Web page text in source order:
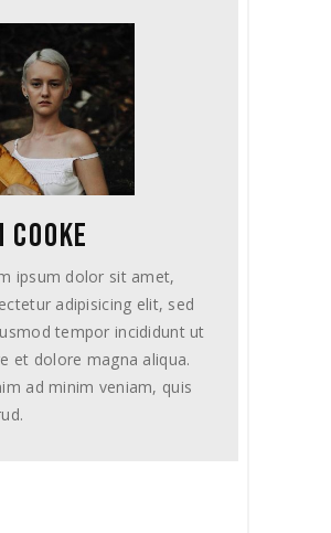
ipsum dolor sit amet,
adipisicing elit, sed
tempor incididunt ut
et dolore magna aliqua.
ad minim veniam, quis